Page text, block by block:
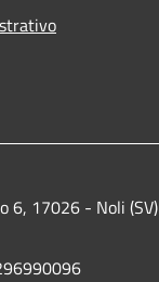
6, 17026 - Noli (SV)